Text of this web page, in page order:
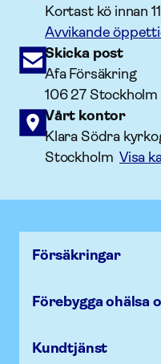
Kortast kö innan
Avvikande
Skicka post
Afa Försäkring
106 27 Stockholm
Vårt kontor
Klara Södra
StockholmVisa
Försäk­ringar
Förebygga ohälsa
Kundtjänst